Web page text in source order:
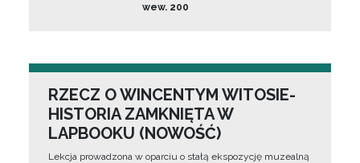
wew. 200
RZECZ O WINCENTYM WITOSIE-
HISTORIA ZAMKNIĘTA W
LAPBOOKU (NOWOŚĆ)
Lekcja prowadzona w oparciu o stałą ekspozycję muzealną